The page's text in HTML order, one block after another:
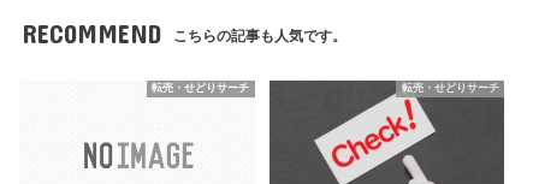
RECOMMEND こちらの記事も人気です。
転売・せどりサーチ 転売・せどりサーチ